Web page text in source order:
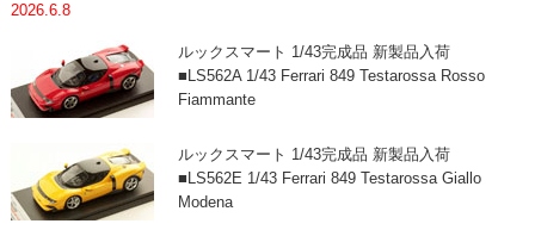
2026.6.8
ルックスマート 1/43完成品 新製品入荷
■LS562A 1/43 Ferrari 849 Testarossa Rosso
Fiammante
ルックスマート 1/43完成品 新製品入荷
■LS562E 1/43 Ferrari 849 Testarossa Giallo
Modena